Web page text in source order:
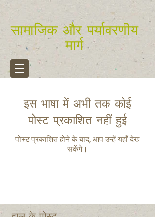
सामाजिक और पर्यावरणीय
मार्ग
इस भाषा में अभी तक कोई
पोस्ट प्रकाशित नहीं हुई
पोस्ट प्रकाशित होने के बाद, आप उन्हें यहाँ देख
सकेंगे।